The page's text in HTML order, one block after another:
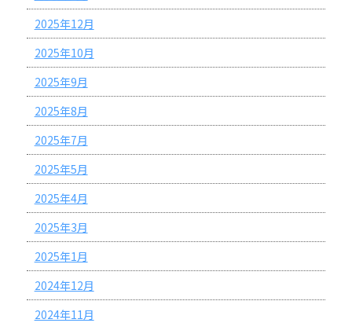
2025年12月
2025年10月
2025年9月
2025年8月
2025年7月
2025年5月
2025年4月
2025年3月
2025年1月
2024年12月
2024年11月